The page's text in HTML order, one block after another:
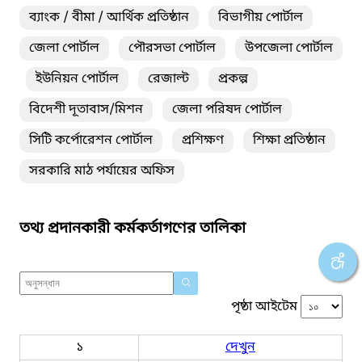
ব্যাংক / বীমা / আর্থিক প্রতিষ্ঠান
বিভাগীয় পোর্টাল
জেলা পোর্টাল
পৌরসভা পোর্টাল
উপজেলা পোর্টাল
ইউনিয়ন পোর্টাল
রেজাল্ট
প্রকল্প
বিদেশী দূতাবাস/মিশন
জেলা পরিষদ পোর্টাল
সিটি কর্পোরেশন পোর্টাল
প্রশিক্ষণ
শিক্ষা প্রতিষ্ঠান
সরকারি মাঠ পর্যায়ের অফিস
তথ্য প্রদানকারী কর্মকর্তাগণের তালিকা
পৃষ্ঠা আইটেম
১
দেখুন